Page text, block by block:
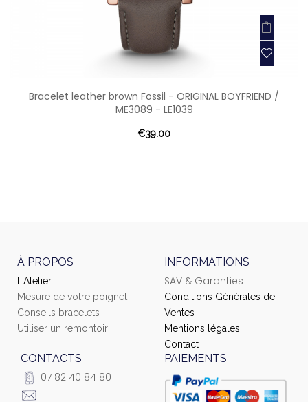
Bracelet leather brown Fossil - ORIGINAL BOYFRIEND /
ME3089 - LE1039
€39.00
À PROPOS
L'Atelier
Mesure de votre poignet
Conseils bracelets
Utiliser un remontoir
INFORMATIONS
SAV & Garanties
Conditions Générales de
Ventes
Mentions légales
Contact
CONTACTS
07 82 40 84 80
PAIEMENTS